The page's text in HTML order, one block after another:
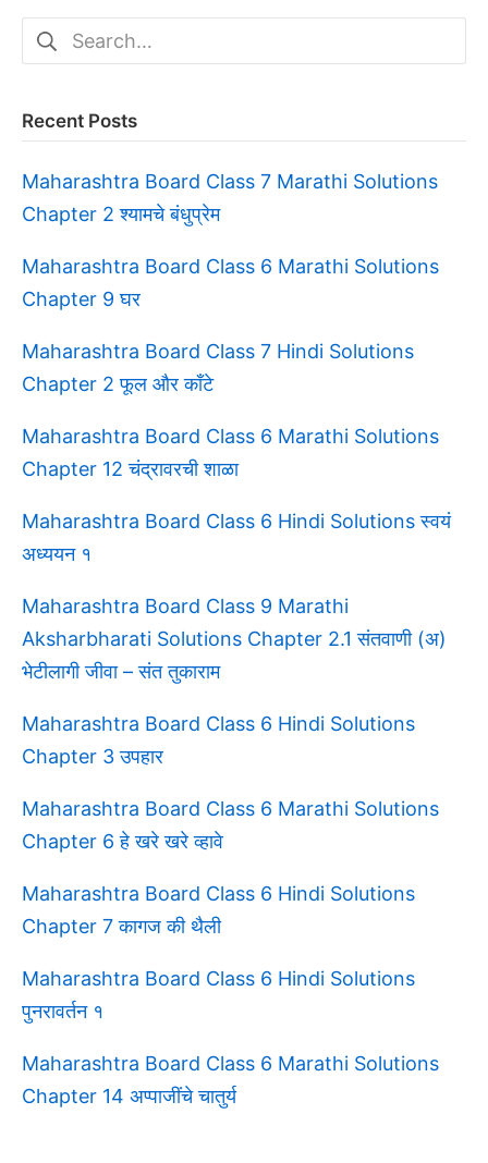
Search
for:
Recent Posts
Maharashtra Board Class 7 Marathi Solutions
Chapter 2 श्यामचे बंधुप्रेम
Maharashtra Board Class 6 Marathi Solutions
Chapter 9 घर
Maharashtra Board Class 7 Hindi Solutions
Chapter 2 फूल और काँटे
Maharashtra Board Class 6 Marathi Solutions
Chapter 12 चंद्रावरची शाळा
Maharashtra Board Class 6 Hindi Solutions स्वयं
अध्ययन १
Maharashtra Board Class 9 Marathi
Aksharbharati Solutions Chapter 2.1 संतवाणी (अ)
भेटीलागी जीवा – संत तुकाराम
Maharashtra Board Class 6 Hindi Solutions
Chapter 3 उपहार
Maharashtra Board Class 6 Marathi Solutions
Chapter 6 हे खरे खरे व्हावे
Maharashtra Board Class 6 Hindi Solutions
Chapter 7 कागज की थैली
Maharashtra Board Class 6 Hindi Solutions
पुनरावर्तन १
Maharashtra Board Class 6 Marathi Solutions
Chapter 14 अप्पाजींचे चातुर्य